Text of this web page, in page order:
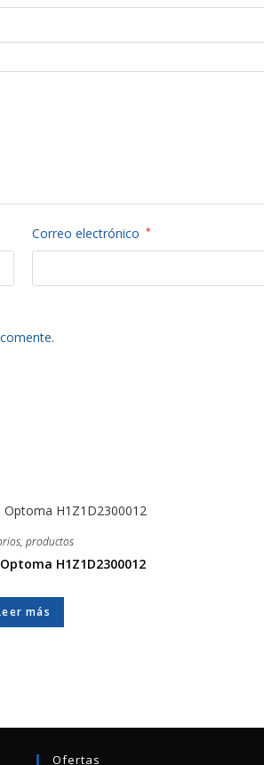
Correo electrónico *
,productos
H1Z1D2300012
más
Ofertas